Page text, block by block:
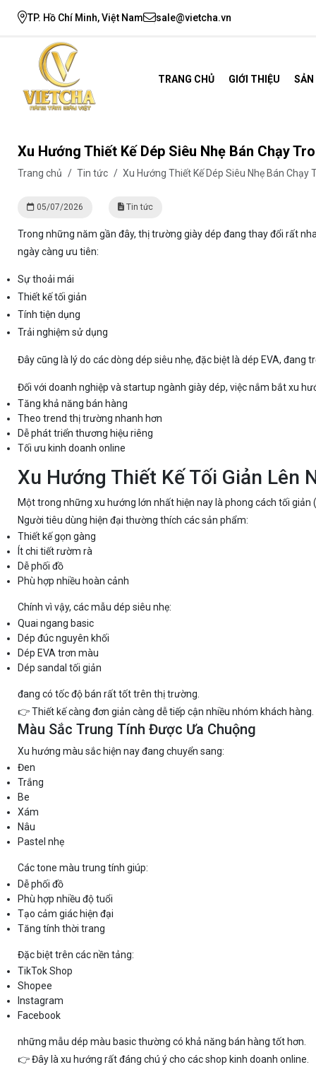
TP. Hồ Chí Minh, Việt Nam sale@vietcha.vn
TRANG CHỦ GIỚI THIỆU
Xu Hướng Thiết Kế Dép Siêu Nhẹ Bán Chạy
Trang chủ / Tin tức / Xu Hướng Thiết Kế Dép Siêu Nhẹ Bán Chạy
05/07/2026 Tin tức
Trong những năm gần đây, thị trường giày dép đang thay đổi rất
ngày càng ưu tiên:
Sự thoải mái
Thiết kế tối giản
Tính tiện dụng
Trải nghiệm sử dụng
Đây cũng là lý do các dòng dép siêu nhẹ, đặc biệt là dép EVA,
Đối với doanh nghiệp và startup ngành giày dép, việc nắm bắt xu
Tăng khả năng bán hàng
Theo trend thị trường nhanh hơn
Dễ phát triển thương hiệu riêng
Tối ưu kinh doanh online
Xu Hướng Thiết Kế Tối Giản Lên
Một trong những xu hướng lớn nhất hiện nay là phong cách tối giản
Người tiêu dùng hiện đại thường thích các sản phẩm:
Thiết kế gọn gàng
Ít chi tiết rườm rà
Dễ phối đồ
Phù hợp nhiều hoàn cảnh
Chính vì vậy, các mẫu dép siêu nhẹ:
Quai ngang basic
Dép đúc nguyên khối
Dép EVA trơn màu
Dép sandal tối giản
đang có tốc độ bán rất tốt trên thị trường.
👉 Thiết kế càng đơn giản càng dễ tiếp cận nhiều nhóm khách hàng.
Màu Sắc Trung Tính Được Ưa Chuộng
Xu hướng màu sắc hiện nay đang chuyển sang:
Đen
Trắng
Be
Xám
Nâu
Pastel nhẹ
Các tone màu trung tính giúp:
Dễ phối đồ
Phù hợp nhiều độ tuổi
Tạo cảm giác hiện đại
Tăng tính thời trang
Đặc biệt trên các nền tảng:
TikTok Shop
Shopee
Instagram
Facebook
những mẫu dép màu basic thường có khả năng bán hàng tốt hơn.
👉 Đây là xu hướng rất đáng chú ý cho các shop kinh doanh online.